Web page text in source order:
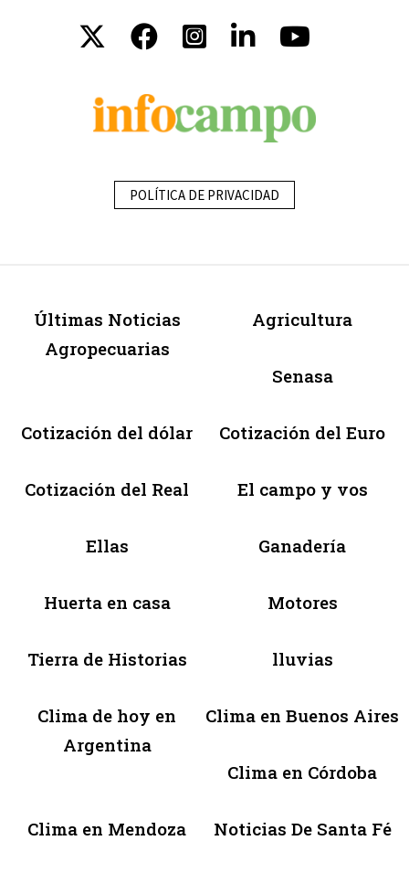
POLÍTICA DE PRIVACIDAD
Últimas Noticias
Agropecuarias
Agricultura
Senasa
Cotización del dólar Cotización del Euro
Cotización del Real El campo y vos
Ellas Ganadería
Huerta en casa Motores
Tierra de Historias lluvias
Clima de hoy en
Argentina
Clima en Buenos Aires
Clima en Córdoba
Clima en Mendoza Noticias De Santa Fé